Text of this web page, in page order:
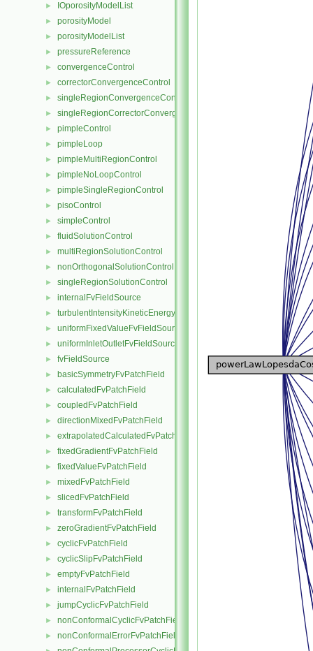
► IOporosityModelList
► porosityModel
► porosityModelList
► pressureReference
► convergenceControl
► correctorConvergenceControl
► singleRegionConvergenceControl
► singleRegionCorrectorConvergenceControl
► pimpleControl
► pimpleLoop
► pimpleMultiRegionControl
► pimpleNoLoopControl
► pimpleSingleRegionControl
► pisoControl
► simpleControl
► fluidSolutionControl
► multiRegionSolutionControl
► nonOrthogonalSolutionControl
► singleRegionSolutionControl
► internalFvFieldSource
► turbulentIntensityKineticEnergyFvScalarFieldSource
► uniformFixedValueFvFieldSource
► uniformInletOutletFvFieldSource
► fvFieldSource
► basicSymmetryFvPatchField
► calculatedFvPatchField
► coupledFvPatchField
► directionMixedFvPatchField
► extrapolatedCalculatedFvPatchField
► fixedGradientFvPatchField
► fixedValueFvPatchField
► mixedFvPatchField
► slicedFvPatchField
► transformFvPatchField
► zeroGradientFvPatchField
► cyclicFvPatchField
► cyclicSlipFvPatchField
► emptyFvPatchField
► internalFvPatchField
► jumpCyclicFvPatchField
► nonConformalCyclicFvPatchField
► nonConformalErrorFvPatchField